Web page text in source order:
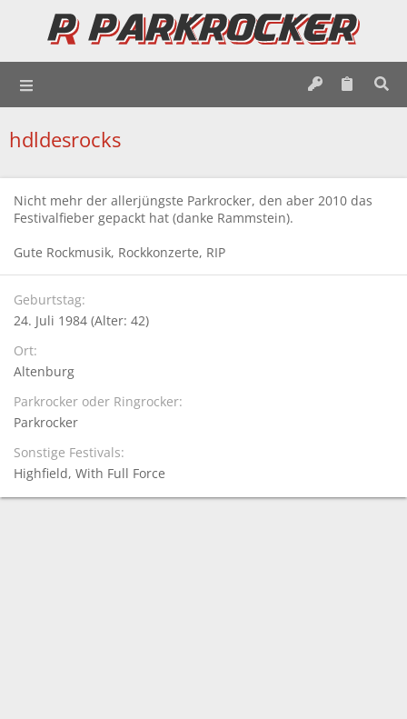
hdldesrocks
Nicht mehr der allerjüngste Parkrocker, den aber 2010 das
Festivalfieber gepackt hat (danke Rammstein).
Gute Rockmusik, Rockkonzerte, RIP
Geburtstag
24. Juli 1984 (Alter: 42)
Ort
Altenburg
Parkrocker oder Ringrocker
Parkrocker
Sonstige Festivals
Highfield With Full Force